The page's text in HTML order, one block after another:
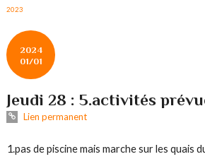
2023
2024
01/01
Jeudi 28 : 5.activités
Lien permanent
1.pas de piscine mais marche sur les quais